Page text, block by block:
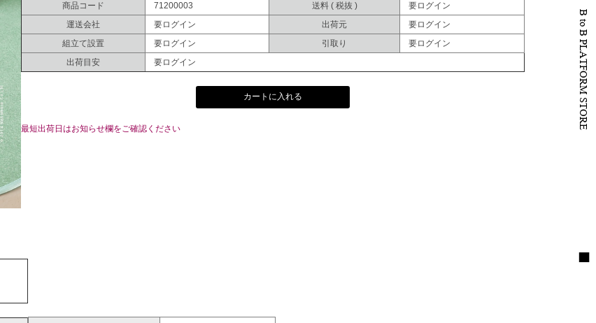
商品コード 71200003 送料 ( 税抜 )
要ログイン
運送会社
要ログイン 出荷元
要ログイン
組立て設置
要ログイン 引取り
要ログイン
出荷目安
要ログイン
カートに入れる
最短出荷日はお知らせ欄をご確認ください B to B PLATFORM STORE